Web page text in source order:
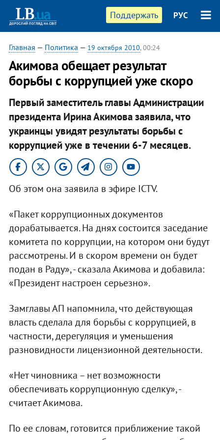
Поддержать РУС
Главная — Политика — 19 октября 2010, 00:24
​Акимова обещает результат
борьбы с коррупцией уже скоро
Первый заместитель главы Администрации
президента Ирина Акимова заявила, что
украинцы увидят результаты борьбы с
коррупцией уже в течении 6-7 месяцев.​
Об этом она заявила в эфире ICTV.
«Пакет коррупционных документов
дорабатывается. На днях состоится заседание
комитета по коррупции, на котором они будут
рассмотрены. И в скором времени он будет
подан в Раду», - сказала Акимова и добавила:
«Президент настроен серьезно».
Замглавы АП напомнила, что действующая
власть сделала для борьбы с коррупцией, в
частности, дерегуляция и уменьшения
разновидности лицензионной деятельности.
«Нет чиновника – нет возможности
обеспечивать коррупционную сделку», -
считает Акимова.
По ее словам, готовится приближение такой